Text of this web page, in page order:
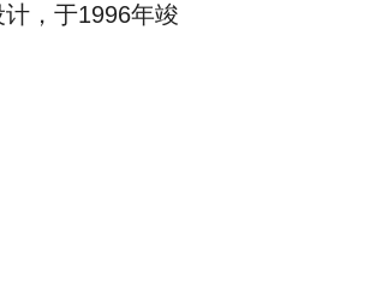
，于1996年竣